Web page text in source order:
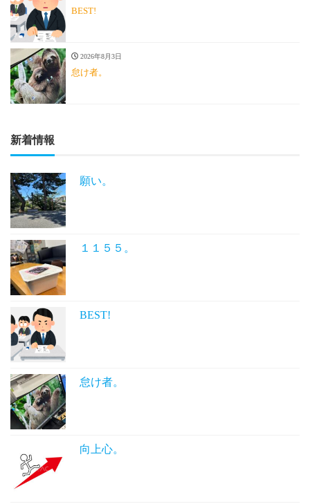
BEST!
2026年8月3日
怠け者。
新着情報
願い。
１１５５。
BEST!
怠け者。
向上心。